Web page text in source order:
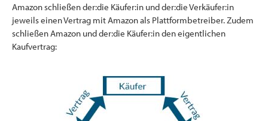
Amazon schließen der:die Käufer:in und der:die Verkäufer:in
jeweils einen Vertrag mit Amazon als Plattformbetreiber. Zudem
schließen Amazon und der:die Käufer:in den eigentlichen
Kaufvertrag: